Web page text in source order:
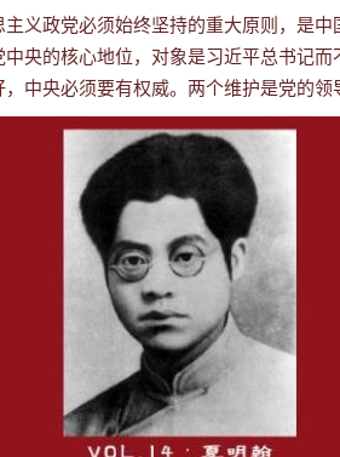
义政党必须始终坚持的重大原则，是
央的核心地位，对象是习近平总书记
中央必须要有权威。两个维护是党的领